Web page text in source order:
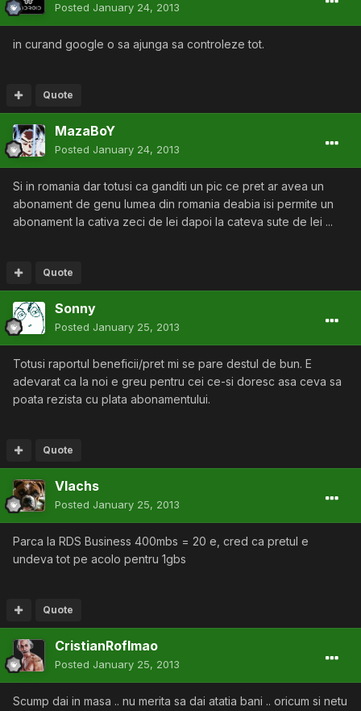
Posted January 24, 2013
in curand google o sa ajunga sa controleze tot.
Quote
MazaBoY
Posted January 24, 2013
Si in romania dar totusi ca ganditi un pic ce pret ar avea un
abonament de genu lumea din romania deabia isi permite un
abonament la cativa zeci de lei dapoi la cateva sute de lei ...
Quote
Sonny
Posted January 25, 2013
Totusi raportul beneficii/pret mi se pare destul de bun. E
adevarat ca la noi e greu pentru cei ce-si doresc asa ceva sa
poata rezista cu plata abonamentului.
Quote
Vlachs
Posted January 25, 2013
Parca la RDS Business 400mbs = 20 e, cred ca pretul e
undeva tot pe acolo pentru 1gbs
Quote
CristianRoflmao
Posted January 25, 2013
Scump dai in masa .. nu merita sa dai atatia bani .. oricum si netu